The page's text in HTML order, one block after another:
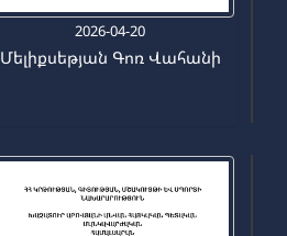
2026-04-20
Մելիքսեթյան Գոռ Վահանի